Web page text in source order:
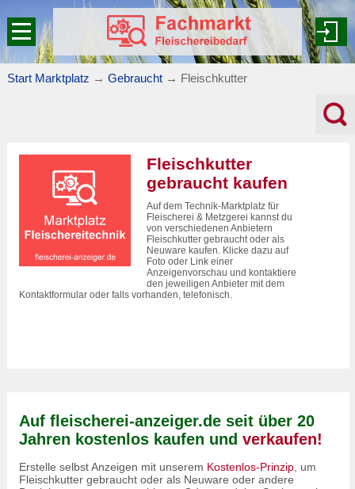
Start Marktplatz → Gebraucht → Fleischkutter
Fleischkutter
gebraucht kaufen
Auf dem Technik-Marktplatz für
Fleischerei & Metzgerei kannst du
von verschiedenen Anbietern
Fleischkutter gebraucht oder als
Neuware kaufen. Klicke dazu auf
Foto oder Link einer
Anzeigenvorschau und kontaktiere
den jeweiligen Anbieter mit dem
Kontaktformular oder falls vorhanden, telefonisch.
Auf fleischerei-anzeiger.de seit über 20
Jahren kostenlos kaufen und verkaufen!
Erstelle selbst Anzeigen mit unserem Kostenlos-Prinzip , um
Fleischkutter gebraucht oder als Neuware oder andere